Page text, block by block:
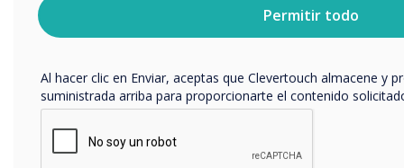
Permitir todo
Puedes darte de baja de estas comunicaciones en cualquier
información sobre cómo darte de baja, nuestras prácticas de
Al hacer clic en Enviar, aceptas que Clevertouch almacene y
suministrada arriba para proporcionarte el contenido